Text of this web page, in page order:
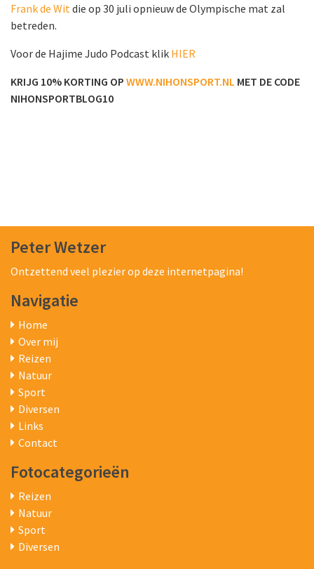
Frank de Wit die op 30 juli opnieuw de Olympische mat zal
betreden.
Voor de Hajime Judo Podcast klik HIER
KRIJG 10% KORTING OP WWW.NIHONSPORT.NL MET DE CODE
NIHONSPORTBLOG10
Peter Wetzer
Ontzettend veel plezier op deze internetpagina!
Navigatie
Home
Over mij
Reizen
Natuur
Sport
Diversen
Links
Contact
Fotocategorieën
Reizen
Natuur
Sport
Diversen